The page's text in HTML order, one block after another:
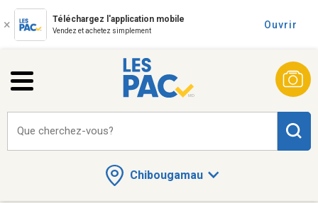
Téléchargez l'application mobile
Vendez et achetez simplement
Ouvrir
Chibougamau
Que cherchez-vous?